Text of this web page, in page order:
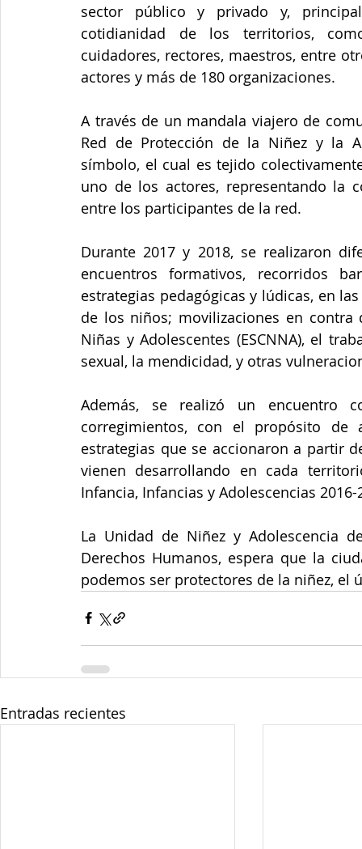
sector público y privado y,
cotidianidad de los territorios,
cuidadores, rectores, maestros, entre
actores y más de 180 organizaciones.
A través de un mandala viajero de
Red de Protección de la Niñez y la
símbolo, el cual es tejido
uno de los actores, representando la
entre los participantes de la red.
Durante 2017 y 2018, se realizaron
encuentros formativos, recorridos
estrategias pedagógicas y lúdicas, en
de los niños; movilizaciones en contra
Niñas y Adolescentes (ESCNNA), el
sexual, la mendicidad, y otras
Además, se realizó un encuentro
corregimientos, con el propósito de
estrategias que se accionaron a partir
vienen desarrollando en cada
Infancia, Infancias y Adolescencias
La Unidad de Niñez y Adolescencia
Derechos Humanos, espera que la
podemos ser protectores de la niñez, el
Entradas recientes